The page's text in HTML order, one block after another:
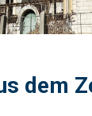
dem